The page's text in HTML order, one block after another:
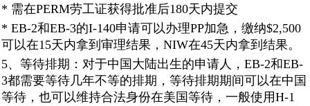
* 需在PERM劳工证获得批准后180天内提交
* EB-2和EB-3的I-140申请可以办理PP加急，缴纳$2,500
可以在15天内拿到审理结果，NIW在45天内拿到结果。
5、等待排期：对于中国大陆出生的申请人，EB-2和EB-
3都需要等待几年不等的排期，等待排期期间可以在中国
等待，也可以维持合法身份在美国等待，一般使用H-1